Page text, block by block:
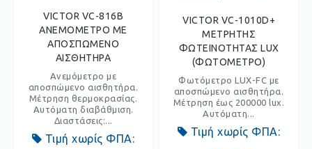
VICTOR VC-816B
ΑΝΕΜΟΜΕΤΡΟ ΜΕ
ΑΠΟΣΠΩΜΕΝΟ
ΑΙΣΘΗΤΗΡΑ
Ανεμόμετρο με
αποσπώμενο αισθητήρα.
Μέτρηση θερμοκρασίας.
Αυτόματη διαβάθμιση.
Διαστάσεις:...
Τιμή χωρίς ΦΠΑ:
VICTOR VC-1010D+
ΜΕΤΡΗΤΗΣ
ΦΩΤΕΙΝΟΤΗΤΑΣ LUX
(ΦΩΤΟΜΕΤΡΟ)
Φωτόμετρο LUX-FC με
αποσπώμενο αισθητήρα.
Μέτρηση έως 200000 lux.
Αυτόματη...
Τιμή χωρίς ΦΠΑ: